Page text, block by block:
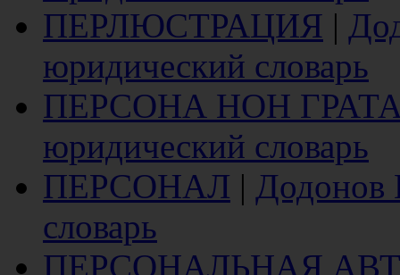
ПЕРЛЮСТРАЦИЯ |
юридический словарь
ПЕРСОНА НОН
юридический словарь
ПЕРСОНАЛ | Додонов
словарь
ПЕРСОНАЛЬНАЯ